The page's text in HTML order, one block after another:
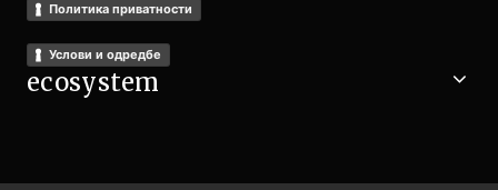
Политика приватности
Услови и одредбе
ecosystem